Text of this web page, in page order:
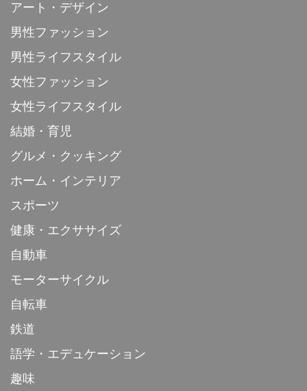
アート・デザイン
男性ファッション
男性ライフスタイル
女性ファッション
女性ライフスタイル
結婚・育児
グルメ・クッキング
ホーム・インテリア
スポーツ
健康・エクササイズ
自動車
モーターサイクル
自転車
鉄道
語学・エデュケーション
趣味